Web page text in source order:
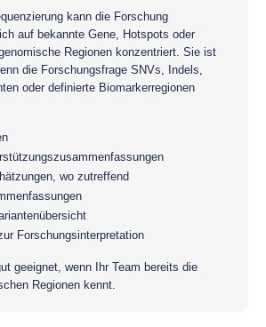
kann die Forschung
auf bekannte Gene, Hotspots oder
Regionen konzentriert. Sie ist
die Forschungsfrage SNVs, Indels,
oder definierte Biomarkerregionen
wo zutreffend
Forschungsinterpretation
geeignet, wenn Ihr Team bereits die
Regionen kennt.